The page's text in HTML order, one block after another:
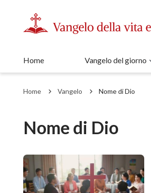
Home Vangelo del giorno
Home Vangelo Nome di Dio
Nome di Dio